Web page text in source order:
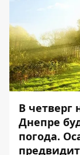
В четверг
Днепре
погода.